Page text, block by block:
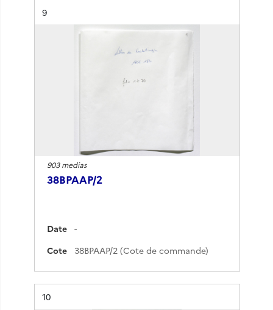
Résultat n°
9
903 medias
38BPAAP/2
Date
-
Cote
38BPAAP/2 (Cote de commande)
Résultat n°
10